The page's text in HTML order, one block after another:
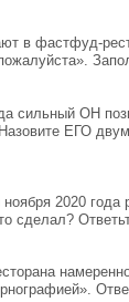
в фастфуд-
сильный ОН
ЕГО
2020 года
сделал?